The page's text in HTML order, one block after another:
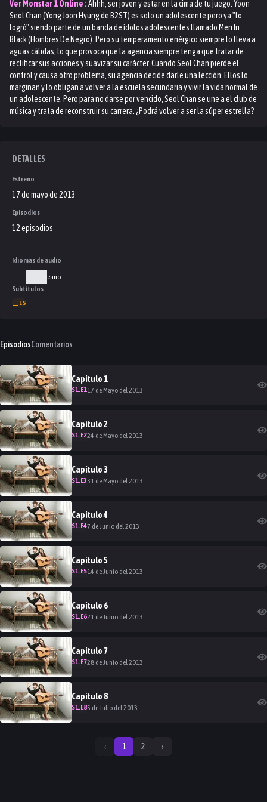
VerMonstar 1Online :Ahhh, ser joven y estar en la cima de tu juego. Yoon
Seol Chan (Yong Joon Hyung de B2ST) es solo un adolescente pero ya "lo
logró" siendo parte de un banda de ídolos adolescentes llamado Men In
Black (Hombres De Negro). Pero su temperamento enérgico siempre lo lleva a
aguas cálidas, lo que provoca que la agencia siempre tenga que tratar de
rectificar sus acciones y suavizar su carácter. Cuando Seol Chan pierde el
control y causa otro problema, su agencia decide darle una lección. Ellos lo
marginan y lo obligan a volver a la escuela secundaria y vivir la vida normal de
un adolescente. Pero para no darse por vencido, Seol Chan se une a el club de
música y trata de reconstruir su carrera. ¿Podrá volver a ser la súper estrella?
DETALLES
Estreno
17 de mayo de 2013
Episodios
12 episodios
Idiomas de audio
Coreano
Subtítulos
ES
EpisodiosComentarios
Capitulo 1
S1.E117 de Mayo del 2013
Capitulo2
S1.E224 de Mayo del 2013
Capitulo3
S1.E331 de Mayo del 2013
Capitulo4
S1.E47 de Junio del 2013
Capitulo5
S1.E514 de Junio del 2013
Capitulo 6
S1.E621 de Junio del 2013
Capitulo 7
S1.E728 de Junio del 2013
Capitulo 8
S1.E85 de Julio del 2013
‹ 1 2 ›